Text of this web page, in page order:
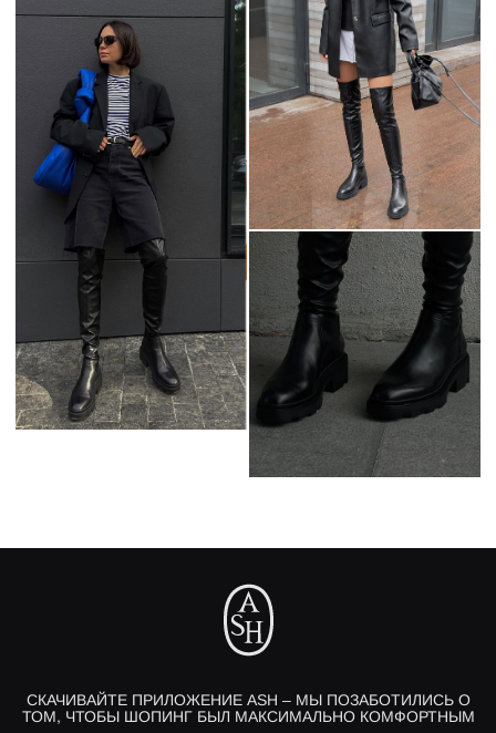
СКАЧИВАЙТЕ ПРИЛОЖЕНИЕ ASH – МЫ ПОЗАБОТИЛИСЬ О
ТОМ, ЧТОБЫ ШОПИНГ БЫЛ МАКСИМАЛЬНО КОМФОРТНЫМ